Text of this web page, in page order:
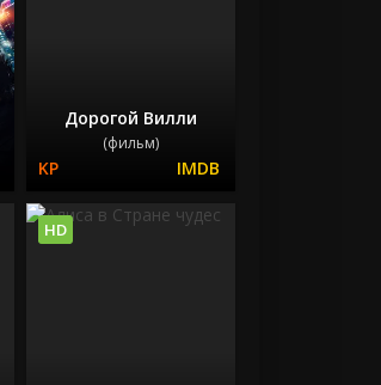
Дорогой Вилли
(фильм)
HD